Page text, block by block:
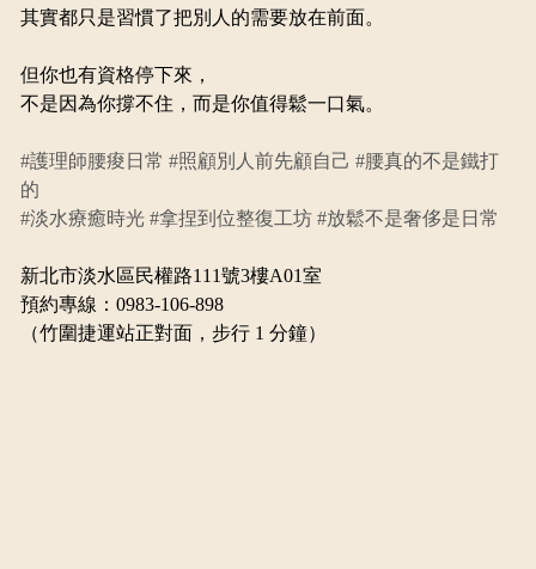
其實都只是習慣了把別人的需要放在前面。
但你也有資格停下來，
不是因為你撐不住，而是你值得鬆一口氣。
#護理師腰痠日常 #照顧別人前先顧自己 #腰真的不是鐵打
的
#淡水療癒時光 #拿捏到位整復工坊 #放鬆不是奢侈是日常
新北市淡水區民權路111號3樓A01室
預約專線：0983-106-898
（竹圍捷運站正對面，步行 1 分鐘）